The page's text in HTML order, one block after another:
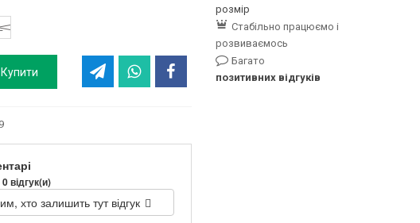
Купити
відгук(и)
хто залишить тут відгук
розмір
Стабільно працюємо і
розвиваємось
Багато
позитивних відгуків